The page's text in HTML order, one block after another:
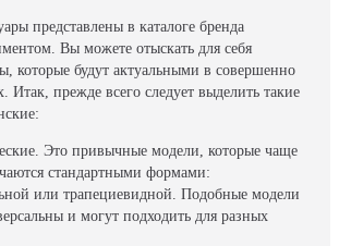
представлены в каталоге бренда
Вы можете отыскать для себя
которые будут актуальными в совершенно
Итак, прежде всего следует выделить такие
Это привычные модели, которые чаще
стандартными формами:
или трапециевидной. Подобные модели
и могут подходить для разных